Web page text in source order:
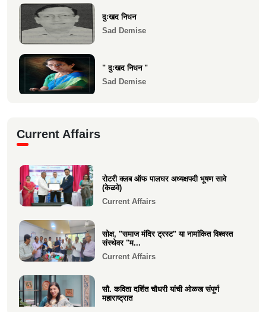
दुःखद निधन
Sad Demise
" दुःखद निधन "
Sad Demise
Sad Demise
Current Affairs
रोटरी क्लब ऑफ पालघर अध्यक्षपदी भूषण सावे
(केळवे)
Current Affairs
सोक्ष, "समाज मंदिर ट्रस्ट" या नामांकित विश्वस्त
संस्थेवर "म...
Current Affairs
सौ. कविता दर्शित चौधरी यांची ओळख संपूर्ण
महाराष्ट्रात